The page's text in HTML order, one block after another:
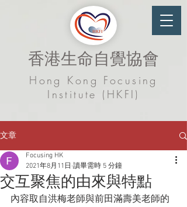
香港生命自覺協會
Hong Kong Focusing
Institute (HKFI)
文章
交互聚焦的由來與特點
Focusing HK
2021年8月11日 讀畢需時 5 分鐘
內容取自洪梅老師與前田滿壽美老師的